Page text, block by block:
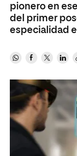
pionero en
del primer
especialidad